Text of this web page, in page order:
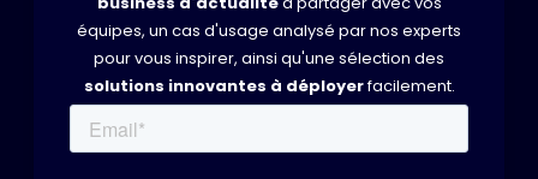
équipes, un cas d'usage analysé par nos experts
pour vous inspirer, ainsi qu'une sélection des
solutions innovantes à déployerfacilement.